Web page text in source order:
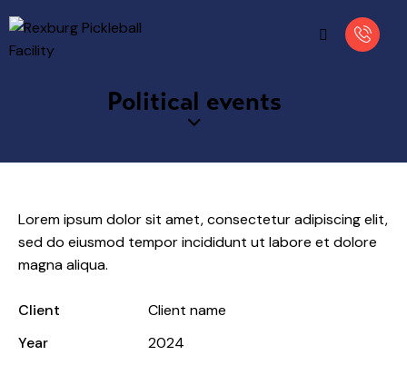
Political events
Lorem ipsum dolor sit amet, consectetur adipiscing elit,
sed do eiusmod tempor incididunt ut labore et dolore
magna aliqua.
Client
Client name
Year
2024